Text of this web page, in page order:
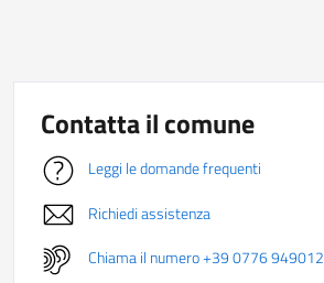
Contatta il comune
Leggi le domande frequenti
Richiedi assistenza
Chiama il numero +39 0776 949012